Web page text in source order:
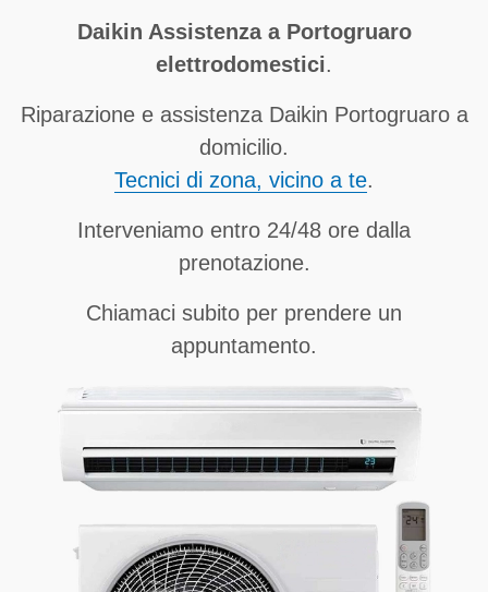
Daikin Assistenza a Portogruaro
elettrodomestici.
Riparazione e assistenza Daikin Portogruaro a
domicilio.
Tecnici di zona, vicino a te.
Interveniamo entro 24/48 ore dalla
prenotazione.
Chiamaci subito per prendere un
appuntamento.